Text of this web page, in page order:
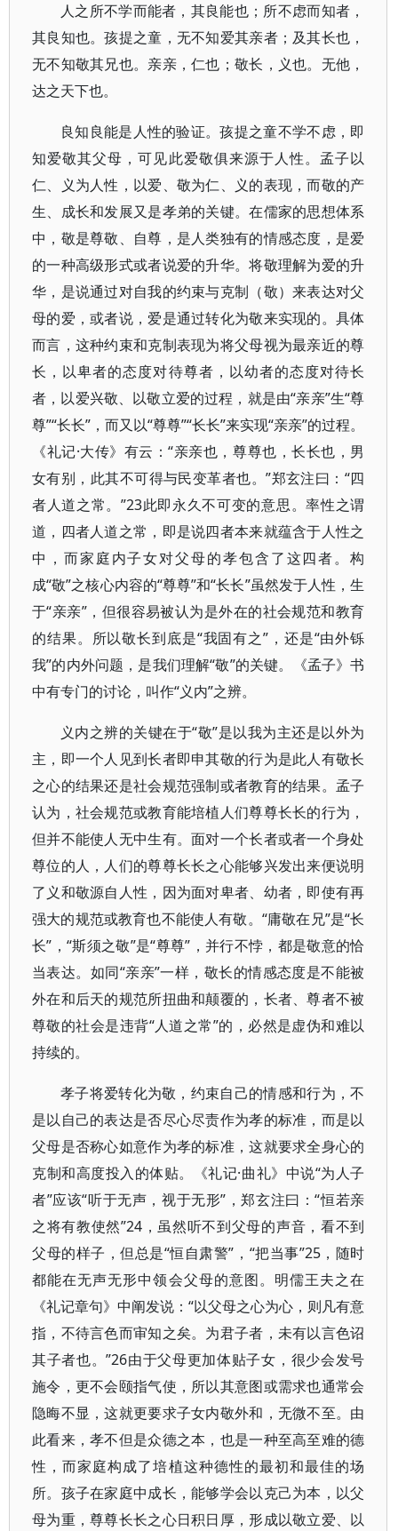
人之所不学而能者，其良能也；所不虑而知者，
其良知也。孩提之童，无不知爱其亲者；及其长也，
无不知敬其兄也。亲亲，仁也；敬长，义也。无他，
达之天下也。
良知良能是人性的验证。孩提之童不学不虑，即
知爱敬其父母，可见此爱敬俱来源于人性。孟子以
仁、义为人性，以爱、敬为仁、义的表现，而敬的产
生、成长和发展又是孝弟的关键。在儒家的思想体系
中，敬是尊敬、自尊，是人类独有的情感态度，是爱
的一种高级形式或者说爱的升华。将敬理解为爱的升
华，是说通过对自我的约束与克制（敬）来表达对父
母的爱，或者说，爱是通过转化为敬来实现的。具体
而言，这种约束和克制表现为将父母视为最亲近的尊
长，以卑者的态度对待尊者，以幼者的态度对待长
者，以爱兴敬、以敬立爱的过程，就是由“亲亲”生“尊
尊”“长长”，而又以“尊尊”“长长”来实现“亲亲”的过程。
《礼记·大传》有云：“亲亲也，尊尊也，长长也，男
女有别，此其不可得与民变革者也。”郑玄注曰：“四
者人道之常。”23此即永久不可变的意思。率性之谓
道，四者人道之常，即是说四者本来就蕴含于人性之
中，而家庭内子女对父母的孝包含了这四者。构
成“敬”之核心内容的“尊尊”和“长长”虽然发于人性，生
于“亲亲”，但很容易被认为是外在的社会规范和教育
的结果。所以敬长到底是“我固有之”，还是“由外铄
我”的内外问题，是我们理解“敬”的关键。《孟子》书
中有专门的讨论，叫作“义内”之辨。
义内之辨的关键在于“敬”是以我为主还是以外为
主，即一个人见到长者即申其敬的行为是此人有敬长
之心的结果还是社会规范强制或者教育的结果。孟子
认为，社会规范或教育能培植人们尊尊长长的行为，
但并不能使人无中生有。面对一个长者或者一个身处
尊位的人，人们的尊尊长长之心能够兴发出来便说明
了义和敬源自人性，因为面对卑者、幼者，即使有再
强大的规范或教育也不能使人有敬。“庸敬在兄”是“长
长”，“斯须之敬”是“尊尊”，并行不悖，都是敬意的恰
当表达。如同“亲亲”一样，敬长的情感态度是不能被
外在和后天的规范所扭曲和颠覆的，长者、尊者不被
尊敬的社会是违背“人道之常”的，必然是虚伪和难以
持续的。
孝子将爱转化为敬，约束自己的情感和行为，不
是以自己的表达是否尽心尽责作为孝的标准，而是以
父母是否称心如意作为孝的标准，这就要求全身心的
克制和高度投入的体贴。《礼记·曲礼》中说“为人子
者”应该“听于无声，视于无形”，郑玄注曰：“恒若亲
之将有教使然”24，虽然听不到父母的声音，看不到
父母的样子，但总是“恒自肃警”，“把当事”25，随时
都能在无声无形中领会父母的意图。明儒王夫之在
《礼记章句》中阐发说：“以父母之心为心，则凡有意
指，不待言色而审知之矣。为君子者，未有以言色诏
其子者也。”26由于父母更加体贴子女，很少会发号
施令，更不会颐指气使，所以其意图或需求也通常会
隐晦不显，这就更要求子女内敬外和，无微不至。由
此看来，孝不但是众德之本，也是一种至高至难的德
性，而家庭构成了培植这种德性的最初和最佳的场
所。孩子在家庭中成长，能够学会以克己为本，以父
母为重，尊尊长长之心日积日厚，形成以敬立爱、以